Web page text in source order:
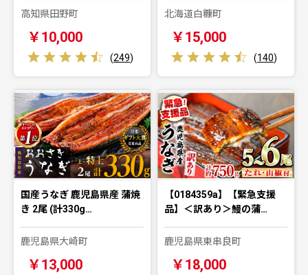
高知県田野町
￥10,000
(249)
北海道白糠町
￥15,000
(140)
国産うなぎ 鹿児島県産 蒲焼
き 2尾 (計330g…
鹿児島県大崎町
￥13,000
【0184359a】【緊急支援
品】＜訳あり＞鰻の蒲…
鹿児島県東串良町
￥18,000